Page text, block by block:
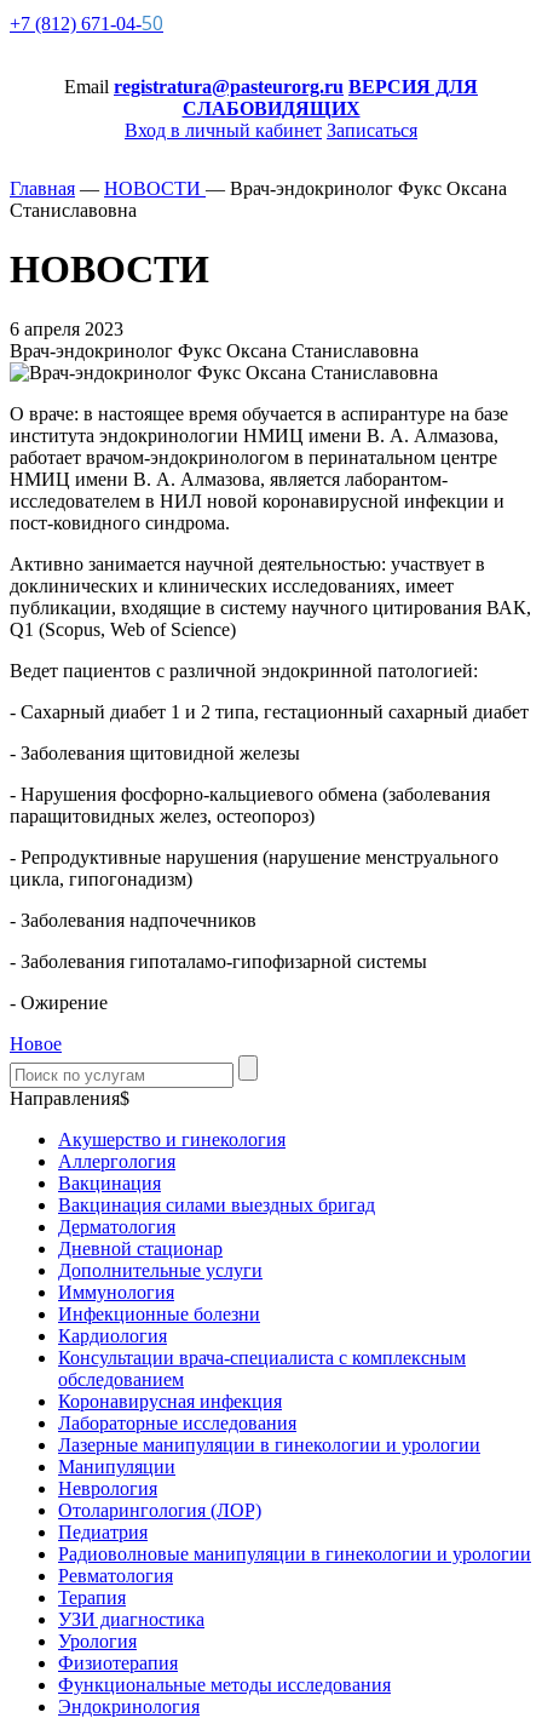
+7 (812) 671-04-50
Email registratura@pasteurorg.ru ВЕРСИЯ ДЛЯ
СЛАБОВИДЯЩИХ
Вход в личный кабинет Записаться
Главная — НОВОСТИ — Врач-эндокринолог Фукс Оксана
Станиславовна
НОВОСТИ
6 апреля 2023
Врач-эндокринолог Фукс Оксана Станиславовна
О враче: в настоящее время обучается в аспирантуре на базе
института эндокринологии НМИЦ имени В. А. Алмазова,
работает врачом-эндокринологом в перинатальном центре
НМИЦ имени В. А. Алмазова, является лаборантом-
исследователем в НИЛ новой коронавирусной инфекции и
пост-ковидного синдрома.
Активно занимается научной деятельностью: участвует в
доклинических и клинических исследованиях, имеет
публикации, входящие в систему научного цитирования ВАК,
Q1 (Scopus, Web of Science)
Ведет пациентов с различной эндокринной патологией:
- Сахарный диабет 1 и 2 типа, гестационный сахарный диабет
- Заболевания щитовидной железы
- Нарушения фосфорно-кальциевого обмена (заболевания
паращитовидных желез, остеопороз)
- Репродуктивные нарушения (нарушение менструального
цикла, гипогонадизм)
- Заболевания надпочечников
- Заболевания гипоталамо-гипофизарной системы
- Ожирение
Новое
Направления$
Акушерство и гинекология
Аллергология
Вакцинация
Вакцинация силами выездных бригад
Дерматология
Дневной стационар
Дополнительные услуги
Иммунология
Инфекционные болезни
Кардиология
Консультации врача-специалиста с комплексным
обследованием
Коронавирусная инфекция
Лабораторные исследования
Лазерные манипуляции в гинекологии и урологии
Манипуляции
Неврология
Отоларингология (ЛОР)
Педиатрия
Радиоволновые манипуляции в гинекологии и урологии
Ревматология
Терапия
УЗИ диагностика
Урология
Физиотерапия
Функциональные методы исследования
Эндокринология